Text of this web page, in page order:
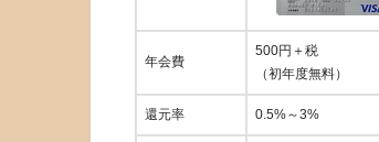
年会費
500円＋税
（初年度無料）
還元率 0.5%～3%